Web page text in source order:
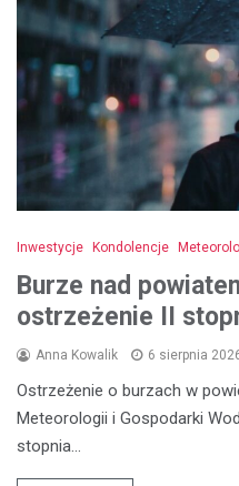
Inwestycje Kondolencje
Burze nad
ostrzeżenie II
Anna Kowalik 6 sierpnia
Ostrzeżenie o burzach w
Meteorologii i Gospodarki
stopnia…